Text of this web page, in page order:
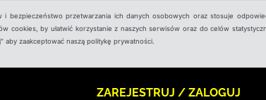
bezpieczeństwo przetwarzania ich danych osobowych oraz stosuje
cookies, by ułatwić korzystanie z naszych serwisów oraz do celów
zaakceptować naszą politykę prywatności.
ZAREJESTRUJ / ZALOGUJ